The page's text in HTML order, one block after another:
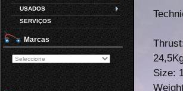
USADOS
SERVIÇOS
Marcas
Size: